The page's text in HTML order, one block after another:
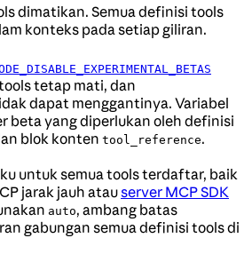
dimatikan. Semua definisi tools
konteks pada setiap giliran.
tetap mati, dan
dapat menggantinya. Variabel
beta yang diperlukan oleh definisi
blok konten tool_reference.
untuk semua tools terdaftar, baik
jarak jauh atauserver MCP SDK
auto, ambang batas
gabungan semua definisi tools di